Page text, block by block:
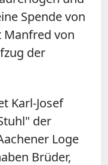
Spende von
Manfred von
der
Karl-Josef
der
Loge
Brüder,